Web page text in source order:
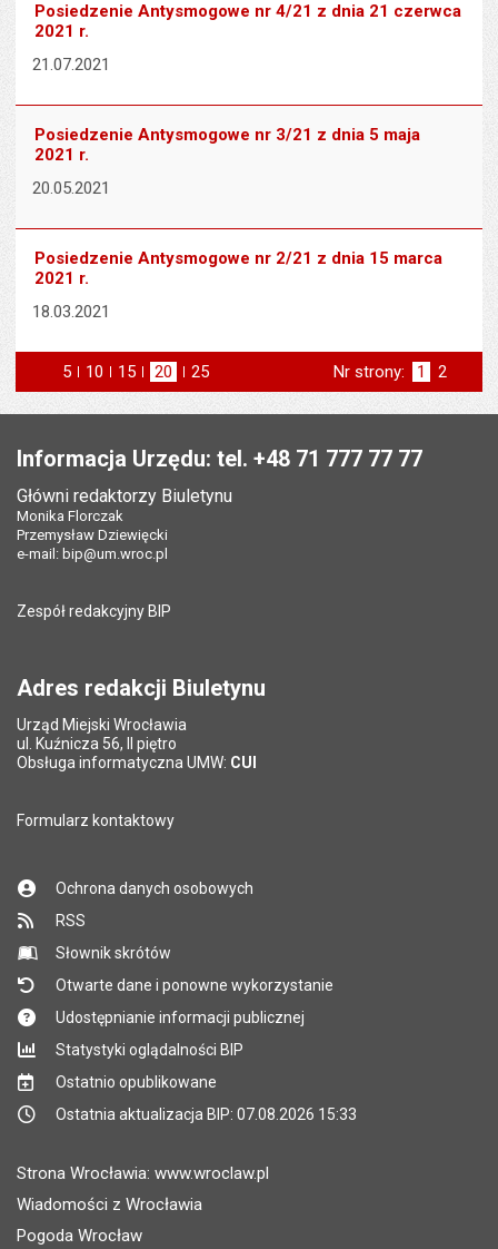
Posiedzenie Antysmogowe nr 4/21 z dnia 21 czerwca
2021 r.
21.07.2021
Posiedzenie Antysmogowe nr 3/21 z dnia 5 maja
2021 r.
20.05.2021
Posiedzenie Antysmogowe nr 2/21 z dnia 15 marca
2021 r.
18.03.2021
5 elementów na stronie
10 elementów
na stronie
15 elementów
na stronie
20 elementów
na stronie
25
na stronie
Nr strony: Strona
1 Strona
2
Informacja Urzędu: tel. +48 71 777 77 77
Główni redaktorzy Biuletynu
Monika Florczak
Przemysław Dziewięcki
e-mail: bip@um.wroc.pl
Zespół redakcyjny BIP
Adres redakcji Biuletynu
Urząd Miejski Wrocławia
ul. Kuźnicza 56, II piętro
Obsługa informatyczna UMW: CUI
Formularz kontaktowy
Ochrona danych osobowych
RSS
Słownik skrótów
Otwarte dane i ponowne wykorzystanie
Udostępnianie informacji publicznej
Statystyki oglądalności BIP
Ostatnio opublikowane
Ostatnia aktualizacja BIP: 07.08.2026 15:33
Strona Wrocławia: www.wroclaw.pl
Wiadomości z Wrocławia
Pogoda Wrocław